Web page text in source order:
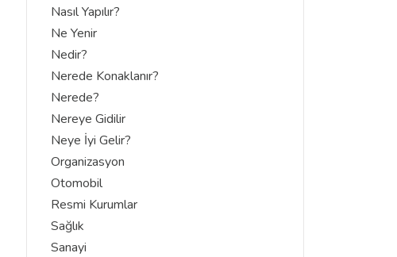
Nasıl Yapılır?
Ne Yenir
Nedir?
Nerede Konaklanır?
Nerede?
Nereye Gidilir
Neye İyi Gelir?
Organizasyon
Otomobil
Resmi Kurumlar
Sağlık
Sanayi